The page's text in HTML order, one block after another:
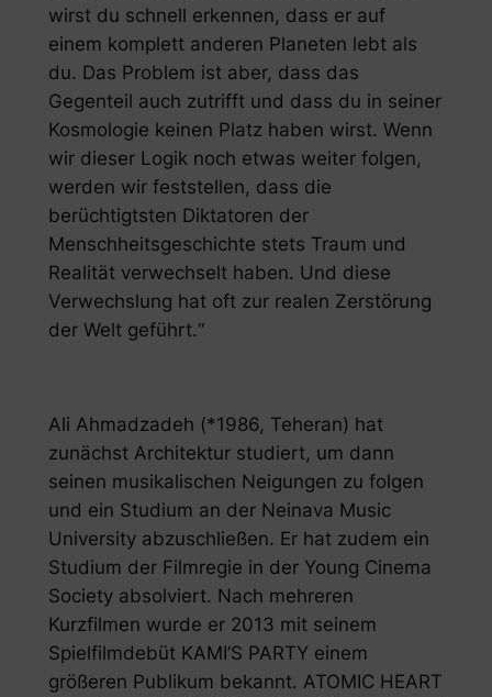
wirst du schnell erkennen, dass er auf
einem komplett anderen Planeten lebt als
du. Das Problem ist aber, dass das
Gegenteil auch zutrifft und dass du in seiner
Kosmologie keinen Platz haben wirst. Wenn
wir dieser Logik noch etwas weiter folgen,
werden wir feststellen, dass die
berüchtigtsten Diktatoren der
Menschheitsgeschichte stets Traum und
Realität verwechselt haben. Und diese
Verwechslung hat oft zur realen Zerstörung
der Welt geführt.“
Ali Ahmadzadeh (*1986, Teheran) hat
zunächst Architektur studiert, um dann
seinen musikalischen Neigungen zu folgen
und ein Studium an der Neinava Music
University abzuschließen. Er hat zudem ein
Studium der Filmregie in der Young Cinema
Society absolviert. Nach mehreren
Kurzfilmen wurde er 2013 mit seinem
Spielfilmdebüt KAMI’S PARTY einem
größeren Publikum bekannt. ATOMIC HEART